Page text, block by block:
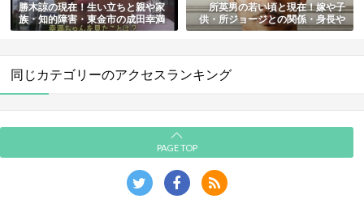
勝木諒の現在！生い立ちと親や家
族・知的障害・東金市の成田幸満
さん殺人事件の動機・カラオケ映
所英男の若い頃と現在！嫁や子
供・所ジョージとの関係・身長や
戦績・年収もまとめ
同じカテゴリーのアクセスランキング
PAGE TOP